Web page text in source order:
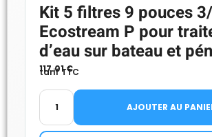
Kit 5 filtres 9 pouces
Ecostream P pour
d’eau sur bateau et
117.01€
tarif TTC
AJOUTER AU